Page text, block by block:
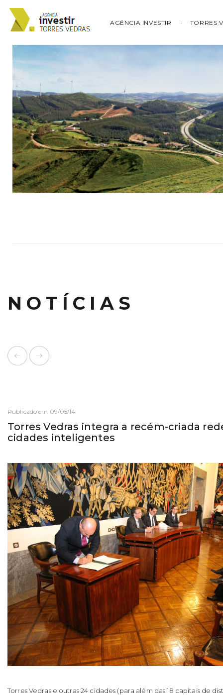
AGÊNCIA INVESTIR TORRES
NOTÍCIAS
Publicado em 09/05/14
Torres Vedras integra a recém-criada
cidades inteligentes
Torres Vedras e outras 24 cidades (para além das 18 capitais de